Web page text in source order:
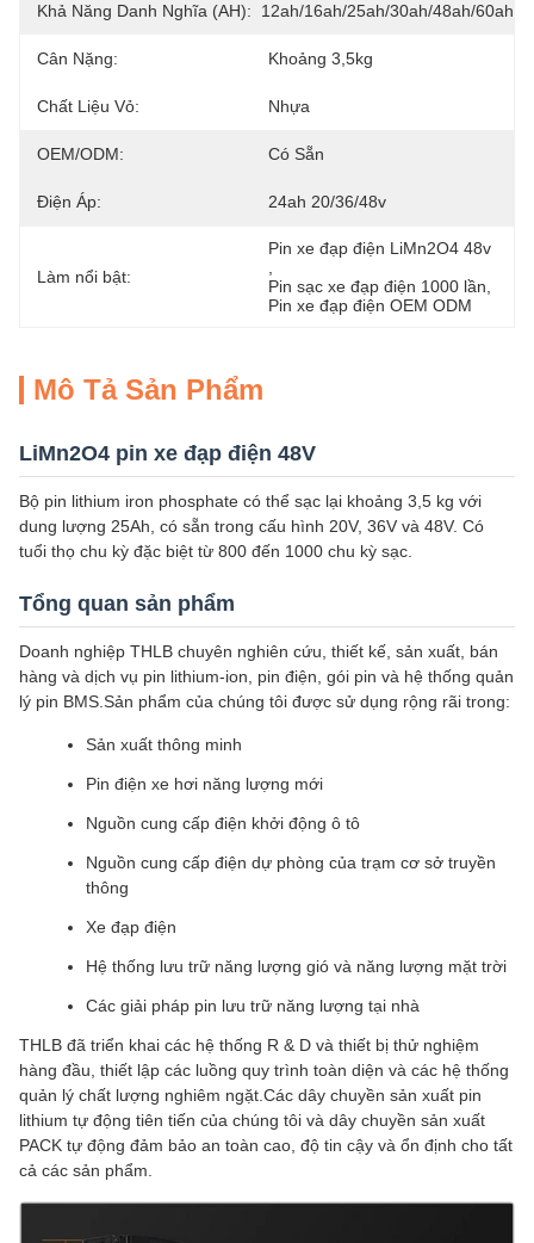
Khả Năng Danh Nghĩa (AH): 12ah/16ah/25ah/30ah/48ah/60ah
Cân Nặng: Khoảng 3,5kg
Chất Liệu Vỏ: Nhựa
OEM/ODM: Có Sẵn
Điện Áp: 24ah 20/36/48v
Làm nổi bật:
Pin xe đạp điện LiMn2O4 48v
Pin sạc xe đạp điện 1000 lần
Pin xe đạp điện OEM ODM
Mô Tả Sản Phẩm
LiMn2O4 pin xe đạp điện 48V
Bộ pin lithium iron phosphate có thể sạc lại khoảng 3,5 kg với
dung lượng 25Ah, có sẵn trong cấu hình 20V, 36V và 48V. Có
tuổi thọ chu kỳ đặc biệt từ 800 đến 1000 chu kỳ sạc.
Tổng quan sản phẩm
Doanh nghiệp THLB chuyên nghiên cứu, thiết kế, sản xuất, bán
hàng và dịch vụ pin lithium-ion, pin điện, gói pin và hệ thống quản
lý pin BMS.Sản phẩm của chúng tôi được sử dụng rộng rãi trong:
Sản xuất thông minh
Pin điện xe hơi năng lượng mới
Nguồn cung cấp điện khởi động ô tô
Nguồn cung cấp điện dự phòng của trạm cơ sở truyền
thông
Xe đạp điện
Hệ thống lưu trữ năng lượng gió và năng lượng mặt trời
Các giải pháp pin lưu trữ năng lượng tại nhà
THLB đã triển khai các hệ thống R & D và thiết bị thử nghiệm
hàng đầu, thiết lập các luồng quy trình toàn diện và các hệ thống
quản lý chất lượng nghiêm ngặt.Các dây chuyền sản xuất pin
lithium tự động tiên tiến của chúng tôi và dây chuyền sản xuất
PACK tự động đảm bảo an toàn cao, độ tin cậy và ổn định cho tất
cả các sản phẩm.